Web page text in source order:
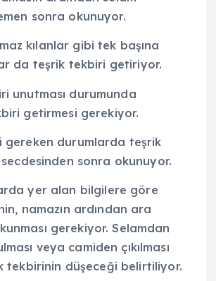
sonra okunuyor.
kılanlar gibi tek başına
da teşrik tekbiri getiriyor.
unutması durumunda
getirmesi gerekiyor.
gereken durumlarda teşrik
sonra okunuyor.
yer alan bilgilere göre
namazın ardından ara
gerekiyor. Selamdan
veya camiden çıkılması
tekbirinin düşeceği belirtiliyor.